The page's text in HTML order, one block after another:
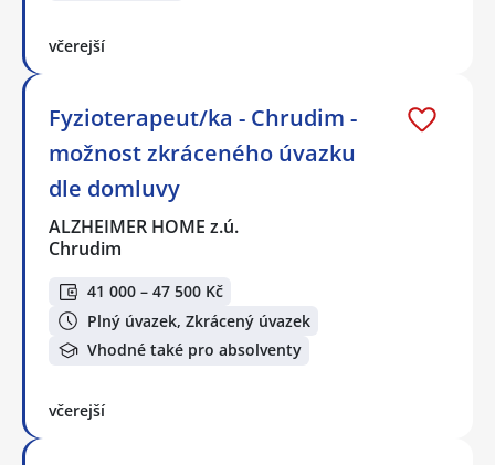
včerejší
Fyzioterapeut/ka - Chrudim -
možnost zkráceného úvazku
dle domluvy
ALZHEIMER HOME z.ú.
Chrudim
41 000 – 47 500 Kč
Plný úvazek, Zkrácený úvazek
Vhodné také pro absolventy
včerejší